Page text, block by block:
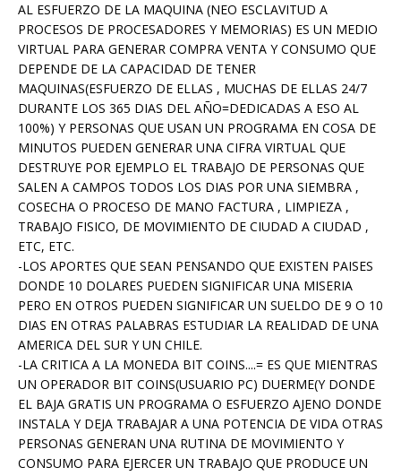
AL ESFUERZO DE LA MAQUINA (NEO ESCLAVITUD A
PROCESOS DE PROCESADORES Y MEMORIAS) ES UN MEDIO
VIRTUAL PARA GENERAR COMPRA VENTA Y CONSUMO QUE
DEPENDE DE LA CAPACIDAD DE TENER
MAQUINAS(ESFUERZO DE ELLAS , MUCHAS DE ELLAS 24/7
DURANTE LOS 365 DIAS DEL AÑO=DEDICADAS A ESO AL
100%) Y PERSONAS QUE USAN UN PROGRAMA EN COSA DE
MINUTOS PUEDEN GENERAR UNA CIFRA VIRTUAL QUE
DESTRUYE POR EJEMPLO EL TRABAJO DE PERSONAS QUE
SALEN A CAMPOS TODOS LOS DIAS POR UNA SIEMBRA ,
COSECHA O PROCESO DE MANO FACTURA , LIMPIEZA ,
TRABAJO FISICO, DE MOVIMIENTO DE CIUDAD A CIUDAD ,
ETC, ETC.
-LOS APORTES QUE SEAN PENSANDO QUE EXISTEN PAISES
DONDE 10 DOLARES PUEDEN SIGNIFICAR UNA MISERIA
PERO EN OTROS PUEDEN SIGNIFICAR UN SUELDO DE 9 O 10
DIAS EN OTRAS PALABRAS ESTUDIAR LA REALIDAD DE UNA
AMERICA DEL SUR Y UN CHILE.
-LA CRITICA A LA MONEDA BIT COINS....= ES QUE MIENTRAS
UN OPERADOR BIT COINS(USUARIO PC) DUERME(Y DONDE
EL BAJA GRATIS UN PROGRAMA O ESFUERZO AJENO DONDE
INSTALA Y DEJA TRABAJAR A UNA POTENCIA DE VIDA OTRAS
PERSONAS GENERAN UNA RUTINA DE MOVIMIENTO Y
CONSUMO PARA EJERCER UN TRABAJO QUE PRODUCE UN